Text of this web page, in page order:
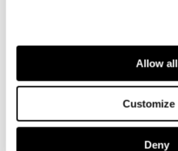
Allow all
Customize
Deny
ARTIKEL DETAILS